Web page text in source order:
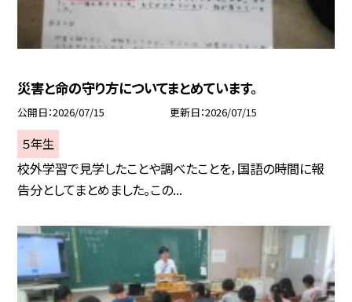
災害と命の守り方についてまとめています。
公開日 2026/07/15 更新日 2026/07/15
５年生
校外学習で見学したことや調べたことを，国語の時間に報
告分としてまとめました。この...